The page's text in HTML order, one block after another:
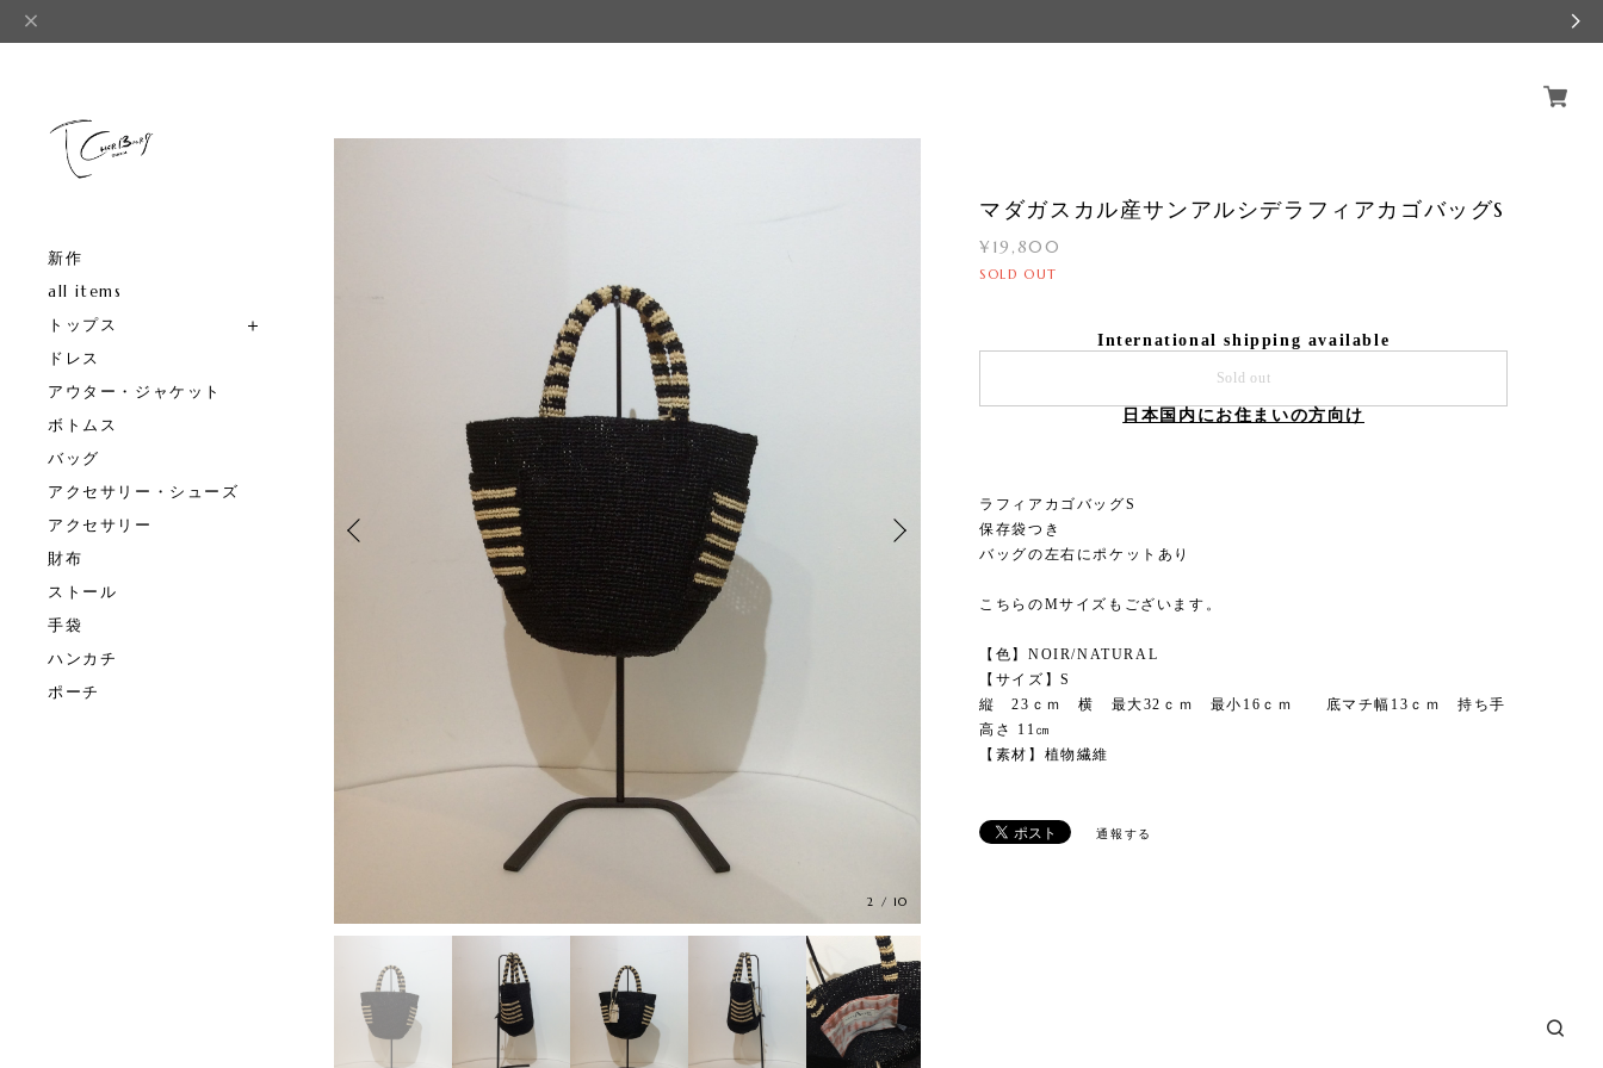
新作
all items
トップス
ドレス
アウター・ジャケット
ボトムス
バッグ
アクセサリー・シューズ
アクセサリー
財布
ストール
手袋
ハンカチ
ポーチ
2 / 10
マダガスカル産サンアルシデラフィアカゴバッグS
¥19,800
SOLD OUT
International shipping available
Sold out
日本国内にお住まいの方向け
ラフィアカゴバッグS
保存袋つき
バッグの左右にポケットあり
こちらのMサイズもございます。
【色】NOIR/NATURAL
【サイズ】S
縦 23ｃｍ 横 最大32ｃｍ 最小16ｃｍ 底マチ幅13ｃｍ 持ち手
高さ 11㎝
【素材】植物繊維
通報する